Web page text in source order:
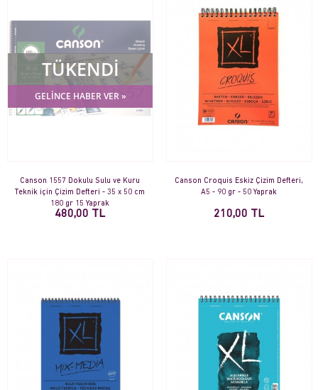
TÜKENDİ
GELİNCE HABER VER »
Canson 1557 Dokulu Sulu ve Kuru
Teknik için Çizim Defteri - 35 x 50 cm
180 gr 15 Yaprak
480,00 TL
Canson Croquis Eskiz Çizim Defteri,
A5 - 90 gr - 50 Yaprak
210,00 TL